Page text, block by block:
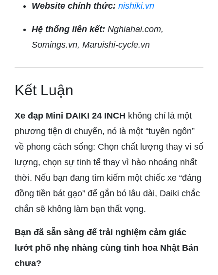
Website chính thức: nishiki.vn
Hệ thống liên kết: Nghiahai.com,
Somings.vn, Maruishi-cycle.vn
Kết Luận
Xe đạp Mini DAIKI 24 INCH không chỉ là một
phương tiện di chuyển, nó là một “tuyên ngôn”
về phong cách sống: Chọn chất lượng thay vì số
lượng, chọn sự tinh tế thay vì hào nhoáng nhất
thời. Nếu bạn đang tìm kiếm một chiếc xe “đáng
đồng tiền bát gạo” để gắn bó lâu dài, Daiki chắc
chắn sẽ không làm bạn thất vọng.
Bạn đã sẵn sàng để trải nghiệm cảm giác
lướt phố nhẹ nhàng cùng tinh hoa Nhật Bản
chưa?